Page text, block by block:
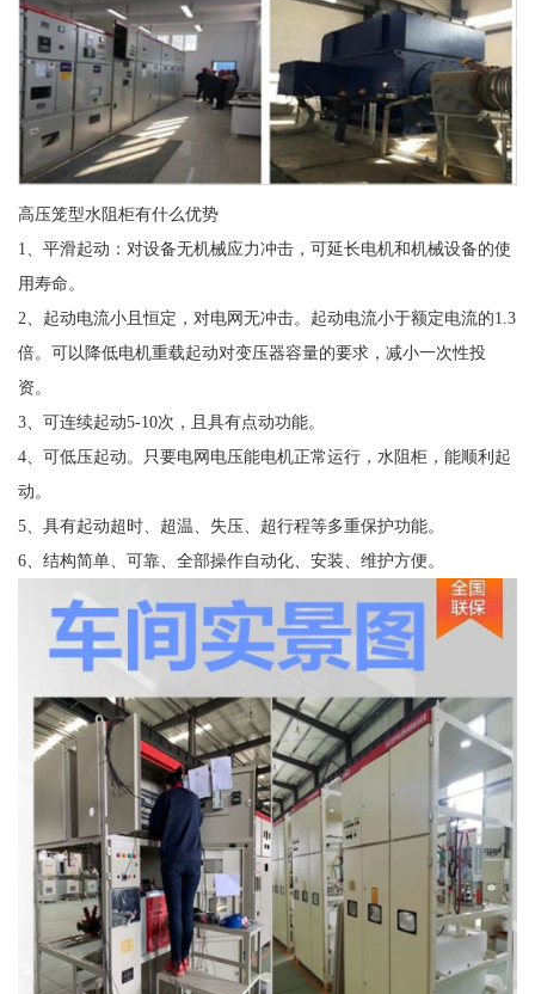
高压笼型水阻柜有什么优势
1、平滑起动：对设备无机械应力冲击，可延长电机和机械设备的使
用寿命。
2、起动电流小且恒定，对电网无冲击。起动电流小于额定电流的1.3
倍。可以降低电机重载起动对变压器容量的要求，减小一次性投
资。
3、可连续起动5-10次，且具有点动功能。
4、可低压起动。只要电网电压能电机正常运行，水阻柜，能顺利起
动。
5、具有起动超时、超温、失压、超行程等多重保护功能。
6、结构简单、可靠、全部操作自动化、安装、维护方便。